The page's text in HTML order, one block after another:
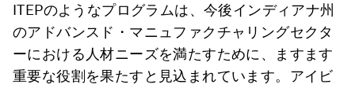
ITEPのようなプログラムは、今後インディアナ州
のアドバンスド・マニュファクチャリングセクタ
ーにおける人材ニーズを満たすために、ますます
重要な役割を果たすと見込まれています。アイビ